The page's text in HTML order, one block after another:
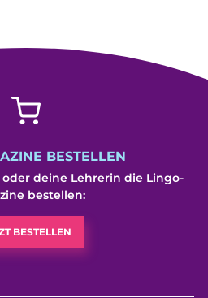
BESTELLEN
deine Lehrerin die Lingo-
bestellen:
BESTELLEN